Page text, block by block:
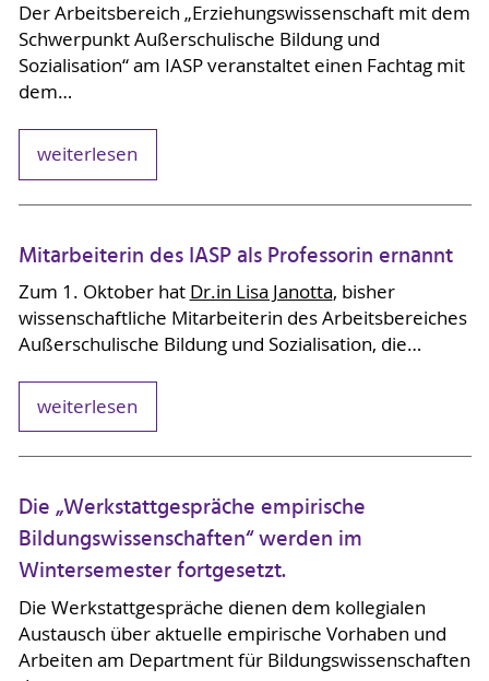
Der Arbeitsbereich „Erziehungswissenschaft mit dem
Schwerpunkt Außerschulische Bildung und
Sozialisation“ am IASP veranstaltet einen Fachtag mit
dem…
weiterlesen
Mitarbeiterin des IASP als Professorin ernannt
Zum 1. Oktober hat Dr.in Lisa Janotta, bisher
wissenschaftliche Mitarbeiterin des Arbeitsbereiches
Außerschulische Bildung und Sozialisation, die…
weiterlesen
Die „Werkstattgespräche empirische
Bildungswissenschaften“ werden im
Wintersemester fortgesetzt.
Die Werkstattgespräche dienen dem kollegialen
Austausch über aktuelle empirische Vorhaben und
Arbeiten am Department für Bildungswissenschaften